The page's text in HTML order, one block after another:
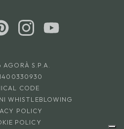
S.P.A.
CODE
WHISTLEBLOWING
POLICY
POLICY